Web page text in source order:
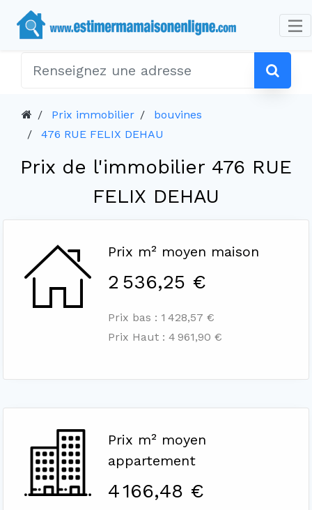
Prix immobilier
bouvines
476 RUE FELIX DEHAU
Prix de l'immobilier 476 RUE
FELIX DEHAU
Prix m² moyen maison
2 536,25 €
Prix bas : 1 428,57 €
Prix Haut : 4 961,90 €
Prix m² moyen
appartement
4 166,48 €